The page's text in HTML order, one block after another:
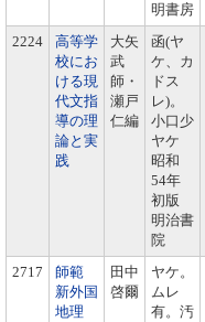
明書房
2224
高等学
校にお
ける現
代文指
導の理
論と実
践
大矢
武
師・
瀬戸
仁編
函(ヤ
ケ、カ
ドス
レ)。
小口少
ヤケ
昭和
54年
初版
明治書
院
2717
師範
新外国
地理
田中
啓爾
ヤケ。
ムレ
有。汚